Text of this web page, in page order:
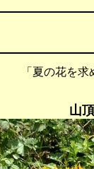
の花を求め
山